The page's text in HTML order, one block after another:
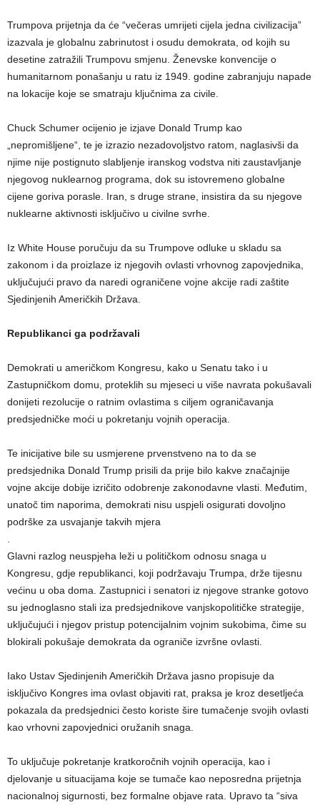
Trumpova prijetnja da će “večeras umrijeti cijela jedna civilizacija”
izazvala je globalnu zabrinutost i osudu demokrata, od kojih su
desetine zatražili Trumpovu smjenu. Ženevske konvencije o
humanitarnom ponašanju u ratu iz 1949. godine zabranjuju napade
na lokacije koje se smatraju ključnima za civile.
Chuck Schumer ocijenio je izjave Donald Trump kao
„nepromišljene“, te je izrazio nezadovoljstvo ratom, naglasivši da
njime nije postignuto slabljenje iranskog vodstva niti zaustavljanje
njegovog nuklearnog programa, dok su istovremeno globalne
cijene goriva porasle. Iran, s druge strane, insistira da su njegove
nuklearne aktivnosti isključivo u civilne svrhe.
Iz White House poručuju da su Trumpove odluke u skladu sa
zakonom i da proizlaze iz njegovih ovlasti vrhovnog zapovjednika,
uključujući pravo da naredi ograničene vojne akcije radi zaštite
Sjedinjenih Američkih Država.
Republikanci ga podržavali
Demokrati u američkom Kongresu, kako u Senatu tako i u
Zastupničkom domu, proteklih su mjeseci u više navrata pokušavali
donijeti rezolucije o ratnim ovlastima s ciljem ograničavanja
predsjedničke moći u pokretanju vojnih operacija.
Te inicijative bile su usmjerene prvenstveno na to da se
predsjednika Donald Trump prisili da prije bilo kakve značajnije
vojne akcije dobije izričito odobrenje zakonodavne vlasti. Međutim,
unatoč tim naporima, demokrati nisu uspjeli osigurati dovoljno
podrške za usvajanje takvih mjera
Glavni razlog neuspjeha leži u političkom odnosu snaga u
Kongresu, gdje republikanci, koji podržavaju Trumpa, drže tijesnu
većinu u oba doma. Zastupnici i senatori iz njegove stranke gotovo
su jednoglasno stali iza predsjednikove vanjskopolitičke strategije,
uključujući i njegov pristup potencijalnim vojnim sukobima, čime su
blokirali pokušaje demokrata da ograniče izvršne ovlasti.
Iako Ustav Sjedinjenih Američkih Država jasno propisuje da
isključivo Kongres ima ovlast objaviti rat, praksa je kroz desetljeća
pokazala da predsjednici često koriste šire tumačenje svojih ovlasti
kao vrhovni zapovjednici oružanih snaga.
To uključuje pokretanje kratkoročnih vojnih operacija, kao i
djelovanje u situacijama koje se tumače kao neposredna prijetnja
nacionalnoj sigurnosti, bez formalne objave rata. Upravo ta “siva